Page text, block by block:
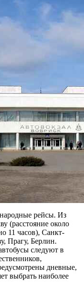
рейсы. Из
(расстояние около
11 часов), Санкт-
Прагу, Берлин.
следуют в
дневные,
выбрать наиболее